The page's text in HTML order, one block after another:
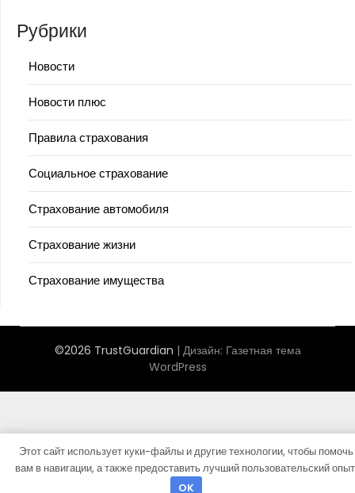
Рубрики
Новости
Новости плюс
Правила страхования
Социальное страхование
Страхование автомобиля
Страхование жизни
Страхование имущества
©2026 TrustGuardian | Дизайн: Газетная тема
WordPress
Этот сайт использует куки-файлы и другие технологии, чтобы помочь
вам в навигации, а также предоставить лучший пользовательский
OK